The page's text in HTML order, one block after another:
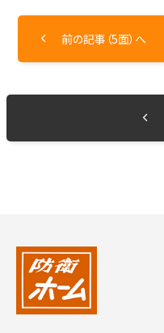
前の記事（5面）へ